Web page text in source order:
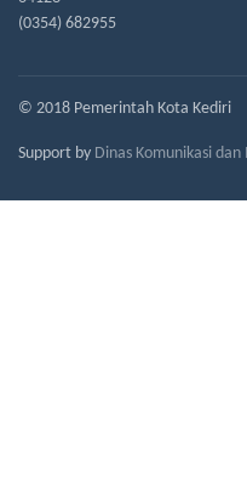
(0354) 682955
© 2018 Pemerintah Kota Kediri
Support by Dinas Komunikasi